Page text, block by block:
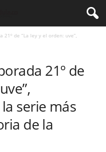
21º de “La ley y el orden: uve”,
21º de
serie más
de la